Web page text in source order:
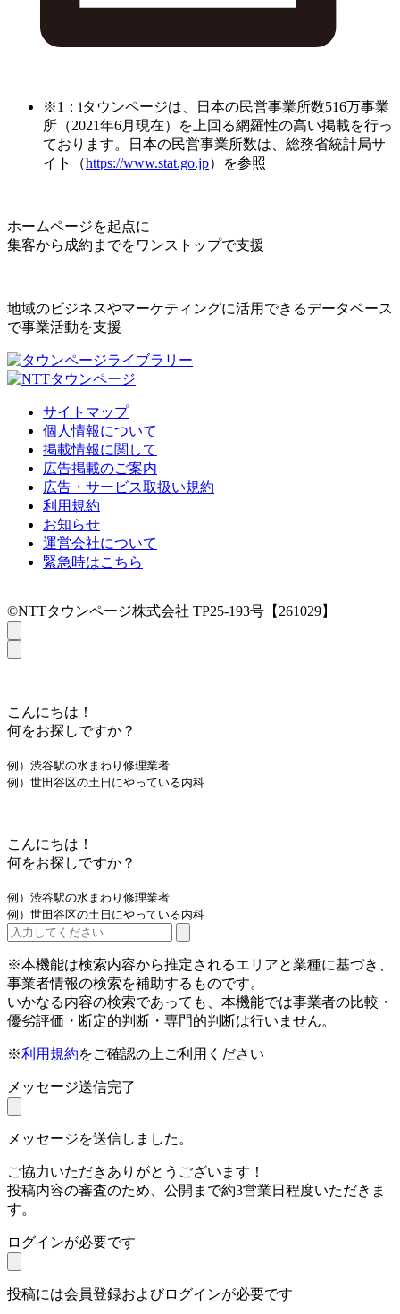
※1：iタウンページは、日本の民営事業所数516万事業
所（2021年6月現在）を上回る網羅性の高い掲載を行っ
ております。日本の民営事業所数は、総務省統計局サ
イト（https://www.stat.go.jp）を参照
ホームページを起点に
集客から成約までをワンストップで支援
地域のビジネスやマーケティングに活用できるデータベース
で事業活動を支援
サイトマップ
個人情報について
掲載情報に関して
広告掲載のご案内
広告・サービス取扱い規約
利用規約
お知らせ
運営会社について
緊急時はこちら
©NTTタウンページ株式会社 TP25-193号【261029】
こんにちは！
何をお探しですか？
例）渋谷駅の水まわり修理業者
例）世田谷区の土日にやっている内科
こんにちは！
何をお探しですか？
例）渋谷駅の水まわり修理業者
例）世田谷区の土日にやっている内科
※本機能は検索内容から推定されるエリアと業種に基づき、
事業者情報の検索を補助するものです。
いかなる内容の検索であっても、本機能では事業者の比較・
優劣評価・断定的判断・専門的判断は行いません。
※利用規約をご確認の上ご利用ください
メッセージ送信完了
メッセージを送信しました。
ご協力いただきありがとうございます！
投稿内容の審査のため、公開まで約3営業日程度いただきま
す。
ログインが必要です
投稿には会員登録およびログインが必要です